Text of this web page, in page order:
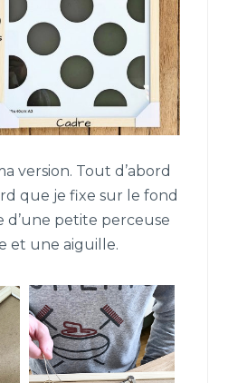
version. Tout d’abord
que je fixe sur le fond
d’une petite perceuse
et une aiguille.